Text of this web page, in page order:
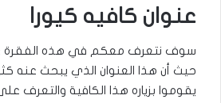
عنوان كافيه كيورا
سوف نتعرف معكم في هذه الفقرة عن
حيث أن هذا العنوان الذي يبحث عنه
يقوموا بزياره هذا الكافية والتعرف